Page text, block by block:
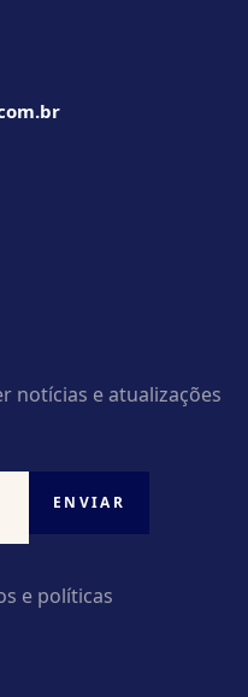
notícias e atualizações
e políticas